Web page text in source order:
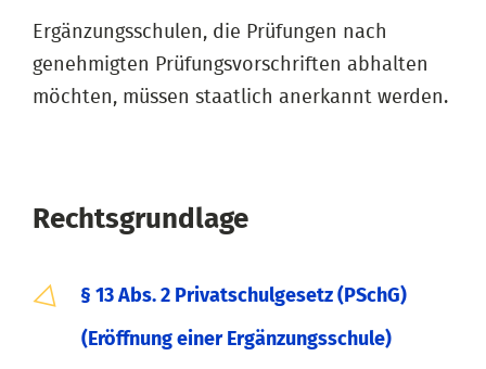
Ergänzungsschulen, die Prüfungen nach
genehmigten Prüfungsvorschriften abhalten
möchten, müssen staatlich anerkannt werden.
Rechtsgrundlage
§ 13 Abs. 2 Privatschulgesetz (PSchG)
(Eröffnung einer Ergänzungsschule)